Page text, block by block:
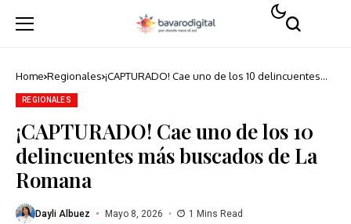
Home Regionales ¡CAPTURADO! Cae uno de los 10 delincuentes
REGIONALES
¡CAPTURADO! Cae uno de los 10
delincuentes más buscados de La
Romana
Dayli Albuez Mayo 8, 2026 1 Mins Read